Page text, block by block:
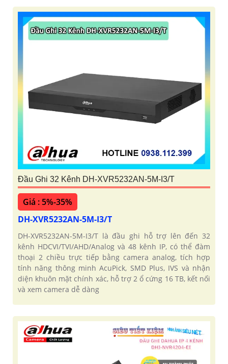
Đầu Ghi 32 Kênh DH-XVR5232AN-5M-I3/T
Giá : 5%-35%
DH-XVR5232AN-5M-I3/T
DH-XVR5232AN-5M-I3/T là đầu ghi hỗ trợ lên đến 32
kênh HDCVI/TVI/AHD/Analog và 48 kênh IP, có thể đàm
thoại 2 chiều trực tiếp bằng camera analog, tích hợp
tính năng thông minh AcuPick, SMD Plus, IVS và nhận
diện khuôn mặt chính xác, hỗ trợ 2 ổ cứng 16 TB, kết nối
và xem camera dễ dàng